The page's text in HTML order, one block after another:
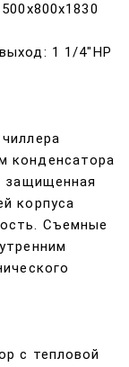
1 1/4"НР
конденсатора
защищенная
корпуса
Съемные
с тепловой